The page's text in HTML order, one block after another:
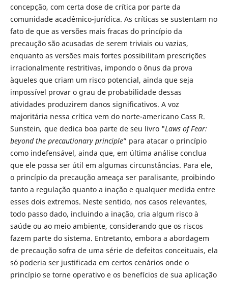
concepção, com certa dose de crítica por parte da
comunidade acadêmico-jurídica. As críticas se sustentam no
fato de que as versões mais fracas do princípio da
precaução são acusadas de serem triviais ou vazias,
enquanto as versões mais fortes possibilitam prescrições
irracionalmente restritivas, impondo o ônus da prova
àqueles que criam um risco potencial, ainda que seja
impossível provar o grau de probabilidade dessas
atividades produzirem danos significativos. A voz
majoritária nessa crítica vem do norte-americano Cass R.
Sunstein, que dedica boa parte de seu livro "Laws of Fear:
beyond the precautionary principle” para atacar o princípio
como indefensável, ainda que, em última análise conclua
que ele possa ser útil em algumas circunstâncias. Para ele,
o princípio da precaução ameaça ser paralisante, proibindo
tanto a regulação quanto a inação e qualquer medida entre
esses dois extremos. Neste sentido, nos casos relevantes,
todo passo dado, incluindo a inação, cria algum risco à
saúde ou ao meio ambiente, considerando que os riscos
fazem parte do sistema. Entretanto, embora a abordagem
de precaução sofra de uma série de defeitos conceituais, ela
só poderia ser justificada em certos cenários onde o
princípio se torne operativo e os benefícios de sua aplicação